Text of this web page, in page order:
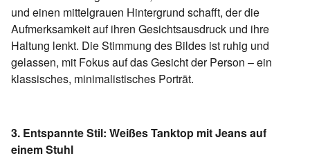
und einen mittelgrauen Hintergrund schafft, der die
Aufmerksamkeit auf ihren Gesichtsausdruck und ihre
Haltung lenkt. Die Stimmung des Bildes ist ruhig und
gelassen, mit Fokus auf das Gesicht der Person – ein
klassisches, minimalistisches Porträt.
3. Entspannte Stil: Weißes Tanktop mit Jeans auf
einem Stuhl